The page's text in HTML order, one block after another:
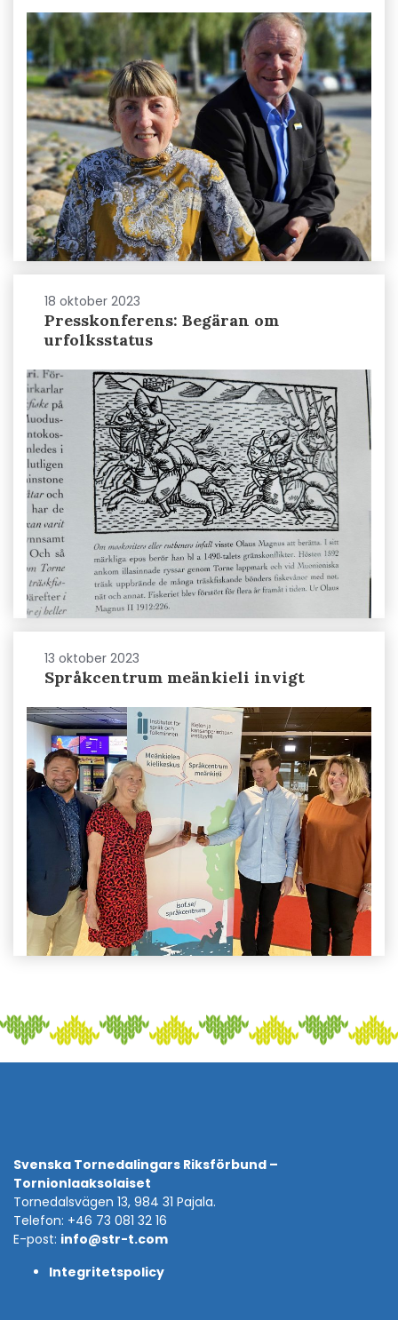
18 oktober 2023
Presskonferens: Begäran om
urfolksstatus
13 oktober 2023
Språkcentrum meänkieli invigt
Svenska Tornedalingars Riksförbund –
Tornionlaaksolaiset
Tornedalsvägen 13, 984 31 Pajala.
Telefon: +46 73 081 32 16
E-post: info@str-t.com
Integritetspolicy